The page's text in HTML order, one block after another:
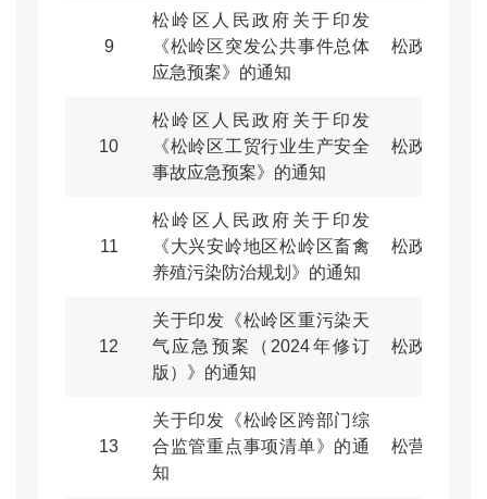
9
松岭区人民政府关于印发
《松岭区突发公共事件总体
应急预案》的通知
松政规〔
10
松岭区人民政府关于印发
《松岭区工贸行业生产安全
事故应急预案》的通知
松政规〔
11
松岭区人民政府关于印发
《大兴安岭地区松岭区畜禽
养殖污染防治规划》的通知
松政规〔
12
关于印发《松岭区重污染天
气应急预案（2024年修订
版）》的通知
松政规〔
13
关于印发《松岭区跨部门综
合监管重点事项清单》的通
知
松营发〔